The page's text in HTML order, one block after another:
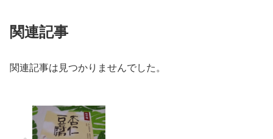
関連記事
関連記事は見つかりませんでした。